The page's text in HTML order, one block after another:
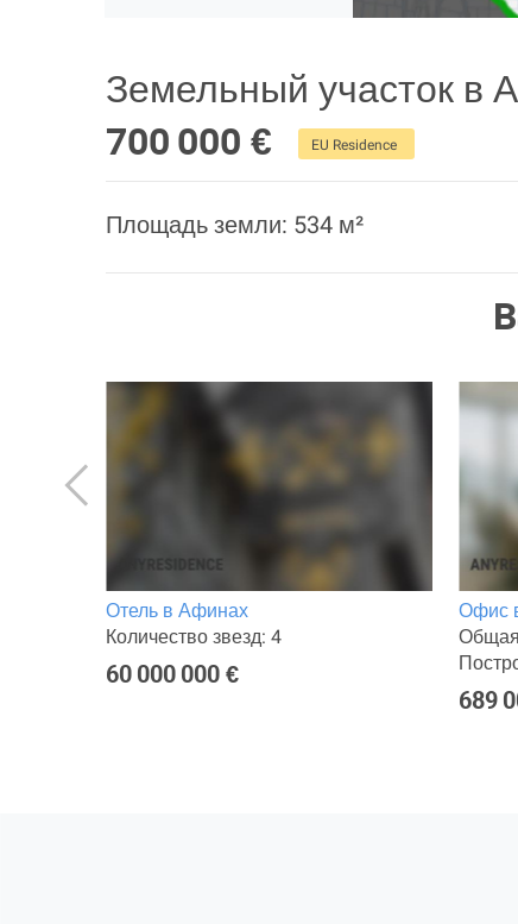
Земельный участок в
700 000 €
EU Residence
Площадь земли: 534 м²
Отель в Афинах
Количество звезд: 4
60 000 000 €
Офис
689